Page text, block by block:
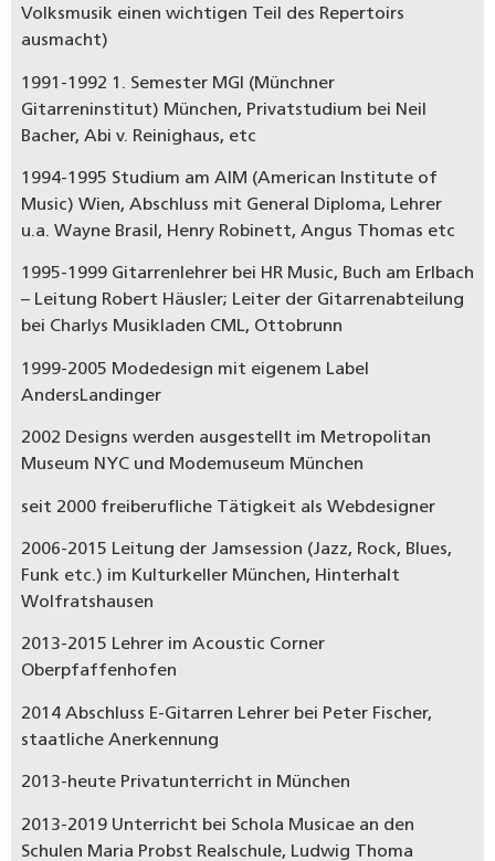
Volksmusik einen wichtigen Teil des Repertoirs
ausmacht)
1991-1992 1. Semester MGI (Münchner
Gitarreninstitut) München, Privatstudium bei Neil
Bacher, Abi v. Reinighaus, etc
1994-1995 Studium am AIM (American Institute of
Music) Wien, Abschluss mit General Diploma, Lehrer
u.a. Wayne Brasil, Henry Robinett, Angus Thomas etc
1995-1999 Gitarrenlehrer bei HR Music, Buch am Erlbach
– Leitung Robert Häusler; Leiter der Gitarrenabteilung
bei Charlys Musikladen CML, Ottobrunn
1999-2005 Modedesign mit eigenem Label
AndersLandinger
2002 Designs werden ausgestellt im Metropolitan
Museum NYC und Modemuseum München
seit 2000 freiberufliche Tätigkeit als Webdesigner
2006-2015 Leitung der Jamsession (Jazz, Rock, Blues,
Funk etc.) im Kulturkeller München, Hinterhalt
Wolfratshausen
2013-2015 Lehrer im Acoustic Corner
Oberpfaffenhofen
2014 Abschluss E-Gitarren Lehrer bei Peter Fischer,
staatliche Anerkennung
2013-heute Privatunterricht in München
2013-2019 Unterricht bei Schola Musicae an den
Schulen Maria Probst Realschule, Ludwig Thoma